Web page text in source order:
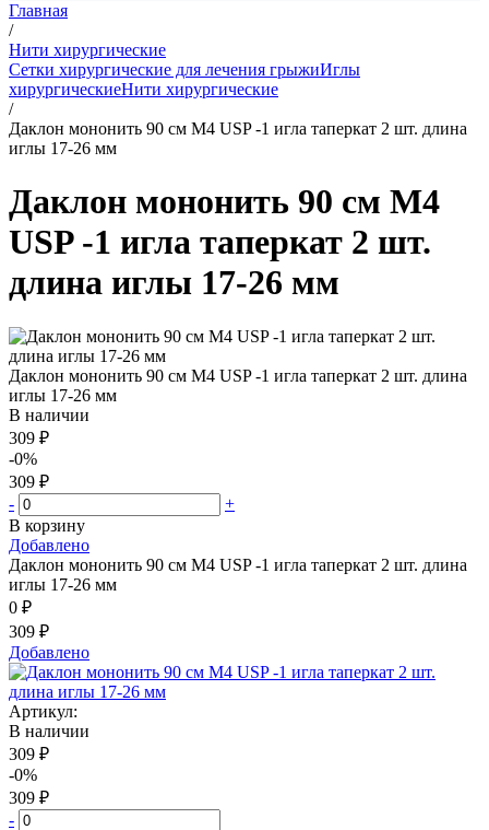
Главная
/
Нити хирургические
Сетки хирургические для лечения грыжиИглы
хирургическиеНити хирургические
/
Даклон мононить 90 см М4 USP -1 игла таперкат 2 шт. длина
иглы 17-26 мм
Даклон мононить 90 см М4
USP -1 игла таперкат 2 шт.
длина иглы 17-26 мм
Даклон мононить 90 см М4 USP -1 игла таперкат 2 шт. длина
иглы 17-26 мм
В наличии
309 ₽
-0%
309 ₽
-
+
В корзину
Добавлено
Даклон мононить 90 см М4 USP -1 игла таперкат 2 шт. длина
иглы 17-26 мм
0 ₽
309 ₽
Добавлено
Артикул:
В наличии
309 ₽
-0%
309 ₽
-